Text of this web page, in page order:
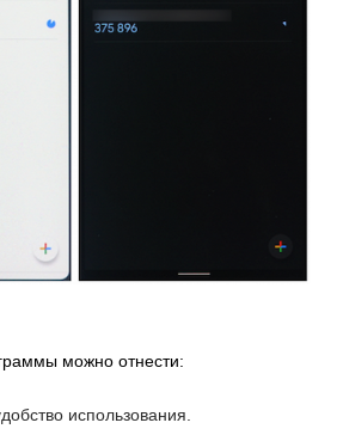
можно отнести:
использования.